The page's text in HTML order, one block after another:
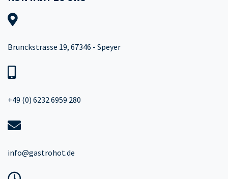
Brunckstrasse 19, 67346 - Speyer
+49 (0) 6232 6959 280
info@gastrohot.de